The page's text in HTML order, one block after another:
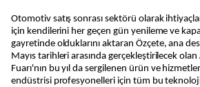
Otomotiv satış sonrası sektörü olarak
için kendilerini her geçen gün yenileme ve
gayretinde olduklarını aktaran Özçete, ana
Mayıs tarihleri arasında gerçekleştirilecek
Fuarı'nın bu yıl da sergilenen ürün ve
endüstrisi profesyonelleri için tüm bu